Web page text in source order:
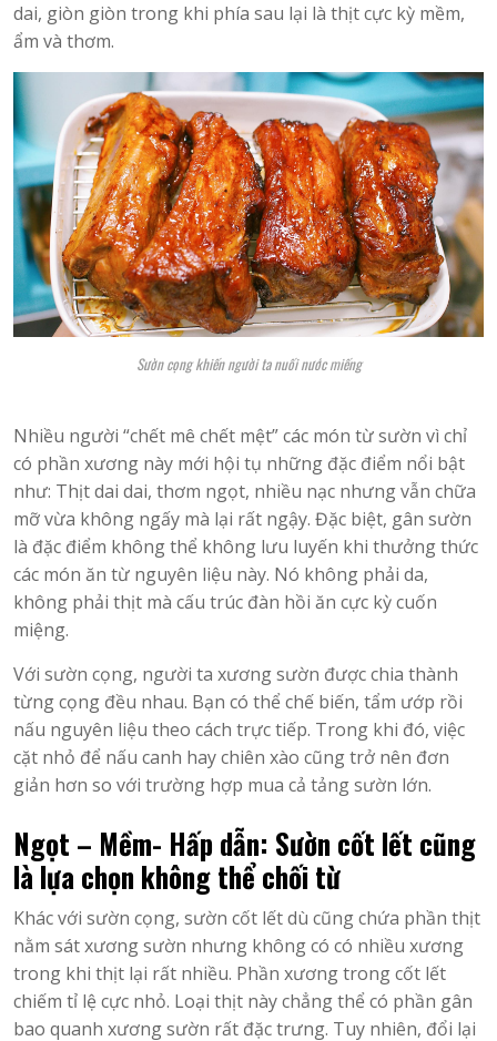
dai, giòn giòn trong khi phía sau lại là thịt cực kỳ mềm,
ẩm và thơm.
Sườn cọng khiến người ta nuối nước miếng
Nhiều người “chết mê chết mệt” các món từ sườn vì chỉ
có phần xương này mới hội tụ những đặc điểm nổi bật
như: Thịt dai dai, thơm ngọt, nhiều nạc nhưng vẫn chữa
mỡ vừa không ngấy mà lại rất ngậy. Đặc biệt, gân sườn
là đặc điểm không thể không lưu luyến khi thưởng thức
các món ăn từ nguyên liệu này. Nó không phải da,
không phải thịt mà cấu trúc đàn hồi ăn cực kỳ cuốn
miệng.
Với sườn cọng, người ta xương sườn được chia thành
từng cọng đều nhau. Bạn có thể chế biến, tẩm ướp rồi
nấu nguyên liệu theo cách trực tiếp. Trong khi đó, việc
cặt nhỏ để nấu canh hay chiên xào cũng trở nên đơn
giản hơn so với trường hợp mua cả tảng sườn lớn.
Ngọt – Mềm- Hấp dẫn: Sườn cốt lết cũng
là lựa chọn không thể chối từ
Khác với sườn cọng, sườn cốt lết dù cũng chứa phần thịt
nằm sát xương sườn nhưng không có có nhiều xương
trong khi thịt lại rất nhiều. Phần xương trong cốt lết
chiếm tỉ lệ cực nhỏ. Loại thịt này chẳng thể có phần gân
bao quanh xương sườn rất đặc trưng. Tuy nhiên, đổi lại